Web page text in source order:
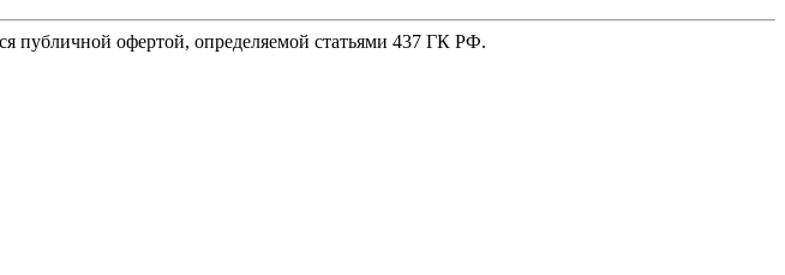
публичной офертой, определяемой статьями 437 ГК РФ.